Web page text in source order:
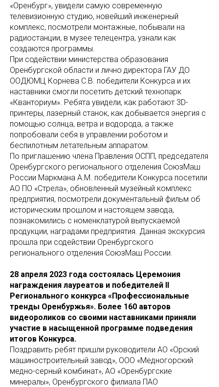
«Оренбург», увидели самую современную
телевизионную студию, новейший инженерный
комплекс, посмотрели монтажные, побывали на
радиостанции, в музее телецентра, узнали как
создаются программы.
При содействии министерства образования
Оренбургской области и лично директора ГАУ ДО
ООДЮМЦ Корнева С.В. победители Конкурса и их
наставники смогли посетить детский технопарк
«Кванториум». Ребята увидели, как работают 3D-
принтеры, лазерный станок, как добывается энергия с
помощью солнца, ветра и водорода, а также
попробовали себя в управлении роботом и
беспилотным летательным аппаратом.
По приглашению члена Правления ОСПП, председателя
Оренбургского регионального отделения СоюзМаш
России Маркмана А.М. победители Конкурса посетили
АО ПО «Стрела», обновленный музейный комплекс
предприятия, посмотрели документальный фильм об
историческим прошлом и настоящем завода,
познакомились с номенклатурой выпускаемой
продукции, наградами предприятия. Данная экскурсия
прошла при содействии Оренбургского
регионального отделения СоюзМаш России.
28 апреля 2023 года состоялась Церемония
награждения лауреатов и победителей II
Регионального конкурса «Профессиональные
тренды Оренбуржья». Более 160 авторов
видеороликов со своими наставниками приняли
участие в насыщенной программе подведения
итогов Конкурса.
Поздравить ребят пришли руководители АО «Орский
машиностроительный завод», ООО «Медногорский
медно-серный комбинат», АО «Оренбургские
минералы», Оренбургского филиала ПАО